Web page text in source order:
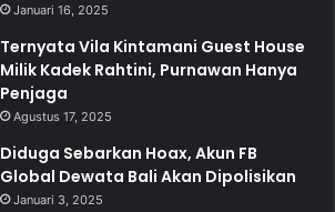
Januari 16, 2025
Ternyata Vila Kintamani Guest House
Milik Kadek Rahtini, Purnawan Hanya
Penjaga
Agustus 17, 2025
Diduga Sebarkan Hoax, Akun FB
Global Dewata Bali Akan Dipolisikan
Januari 3, 2025